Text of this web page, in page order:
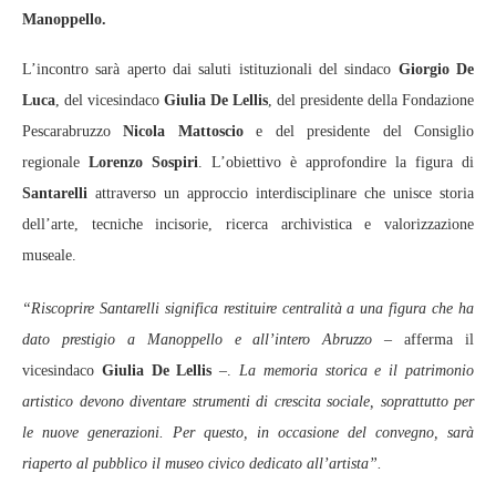
Manoppello.
L’incontro sarà aperto dai saluti istituzionali del sindaco Giorgio De
Luca, del vicesindaco Giulia De Lellis, del presidente della Fondazione
PescarabruzzoNicola Mattoscioe del presidente del Consiglio
regionale Lorenzo Sospiri. L’obiettivo è approfondire la figura di
Santarelli attraverso un approccio interdisciplinare che unisce storia
dell’arte, tecniche incisorie, ricerca archivistica e valorizzazione
museale.
“Riscoprire Santarelli significa restituire centralità a una figura che ha
dato prestigio a Manoppello e all’intero Abruzzo – afferma il
vicesindaco Giulia De Lellis –.La memoria storica e il patrimonio
artistico devono diventare strumenti di crescita sociale, soprattutto per
le nuove generazioni. Per questo, in occasione del convegno, sarà
riaperto al pubblico il museo civico dedicato all’artista”.